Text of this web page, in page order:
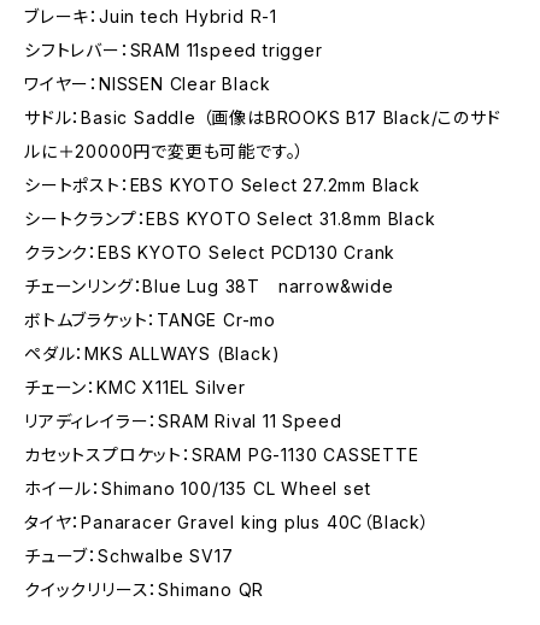
ブレーキ：Juin tech Hybrid R-1
シフトレバー：SRAM 11speed trigger
ワイヤー：NISSEN Clear Black
サドル：Basic Saddle （画像はBROOKS B17 Black/このサド
ルに＋20000円で変更も可能です。）
シートポスト：EBS KYOTO Select 27.2mm Black
シートクランプ：EBS KYOTO Select 31.8mm Black
クランク：EBS KYOTO Select PCD130 Crank
チェーンリング：Blue Lug 38T narrow&wide
ボトムブラケット：TANGE Cr-mo
ペダル：MKS ALLWAYS (Black)
チェーン：KMC X11EL Silver
リアディレイラー：SRAM Rival 11 Speed
カセットスプロケット：SRAM PG-1130 CASSETTE
ホイール：Shimano 100/135 CL Wheel set
タイヤ：Panaracer Gravel king plus 40C（Black）
チューブ：Schwalbe SV17
クイックリリース：Shimano QR